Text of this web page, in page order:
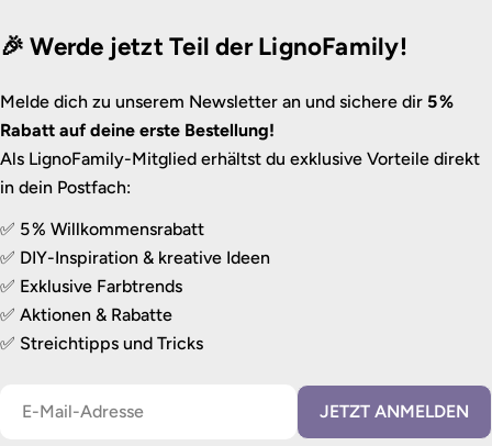
🎉 Werde jetzt Teil der LignoFamily!
Melde dich zu unserem Newsletter an und sichere dir 5 %
Rabatt auf deine erste Bestellung!
Als LignoFamily-Mitglied erhältst du exklusive Vorteile direkt
in dein Postfach:
✅ 5 % Willkommensrabatt
✅ DIY-Inspiration & kreative Ideen
✅ Exklusive Farbtrends
✅ Aktionen & Rabatte
✅ Streichtipps und Tricks
JETZT ANMELDEN